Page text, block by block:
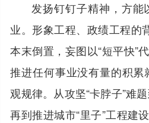
发扬钉钉子精神，方能
业。形象工程、政绩工程的
本末倒置，妄图以“短平快”
推进任何事业没有量的积
观规律。从攻坚“卡脖子”难
再到推进城市“里子”工程建